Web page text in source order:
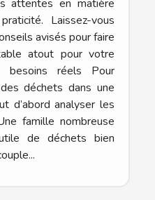
attentes en matière
Laissez-vous
avisés pour faire
atout pour votre
besoins réels Pour
déchets dans une
d’abord analyser les
famille nombreuse
de déchets bien